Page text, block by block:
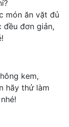
món ăn vặt đủ
đều đơn giản,
kem,
hãy thử làm